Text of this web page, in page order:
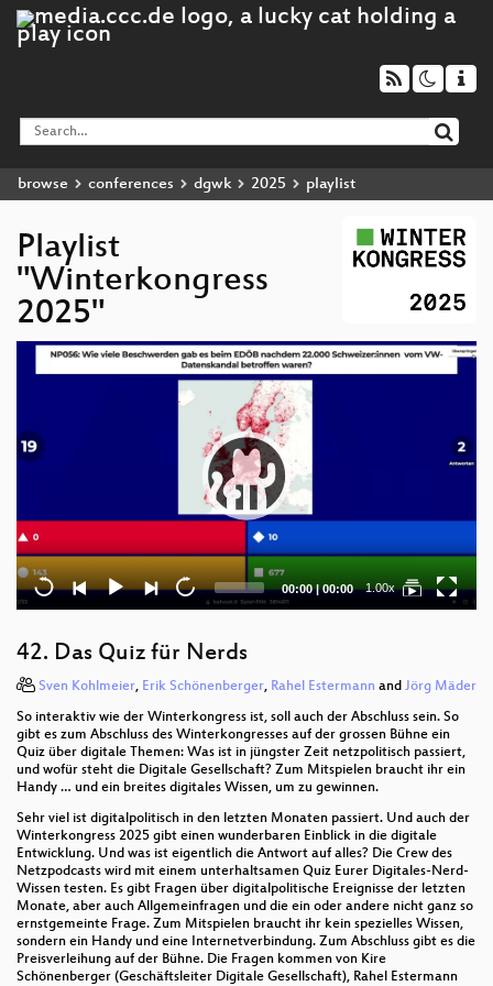
browse conferences dgwk 2025 playlist
Playlist
"Winterkongress
2025"
Player
Current
time
00:00|Total
00:00 1.00x
42. Das Quiz für Nerds
Sven Kohlmeier, Erik Schönenberger, Rahel Estermann and Jörg Mäder
So interaktiv wie der Winterkongress ist, soll auch der Abschluss sein. So
gibt es zum Abschluss des Winterkongresses auf der grossen Bühne ein
Quiz über digitale Themen: Was ist in jüngster Zeit netzpolitisch passiert,
und wofür steht die Digitale Gesellschaft? Zum Mitspielen braucht ihr ein
Handy … und ein breites digitales Wissen, um zu gewinnen.
Sehr viel ist digitalpolitisch in den letzten Monaten passiert. Und auch der
Winterkongress 2025 gibt einen wunderbaren Einblick in die digitale
Entwicklung. Und was ist eigentlich die Antwort auf alles? Die Crew des
Netzpodcasts wird mit einem unterhaltsamen Quiz Eurer Digitales-Nerd-
Wissen testen. Es gibt Fragen über digitalpolitische Ereignisse der letzten
Monate, aber auch Allgemeinfragen und die ein oder andere nicht ganz so
ernstgemeinte Frage. Zum Mitspielen braucht ihr kein spezielles Wissen,
sondern ein Handy und eine Internetverbindung. Zum Abschluss gibt es die
Preisverleihung auf der Bühne. Die Fragen kommen von Kire
Schönenberger (Geschäftsleiter Digitale Gesellschaft), Rahel Estermann